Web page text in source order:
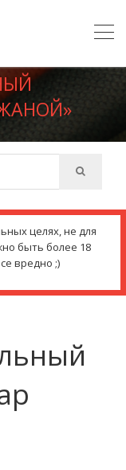
целях, не для
быть более 18
вредно ;)